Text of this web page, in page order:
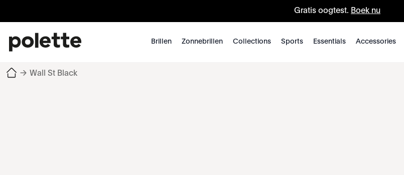
Gratis oogtest. Boek nu
Brillen Zonnebrillen Collections Sports Essentials Accessories
→ Wall St Black